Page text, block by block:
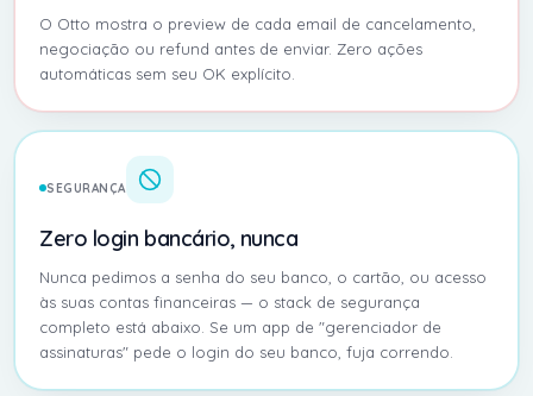
O Otto mostra o preview de cada email de cancelamento,
negociação ou refund antes de enviar. Zero ações
automáticas sem seu OK explícito.
SEGURANÇA
Zero login bancário, nunca
Nunca pedimos a senha do seu banco, o cartão, ou acesso
às suas contas financeiras — o stack de segurança
completo está abaixo. Se um app de "gerenciador de
assinaturas" pede o login do seu banco, fuja correndo.